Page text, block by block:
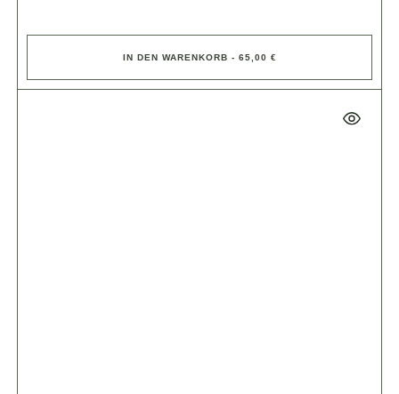
IN DEN WARENKORB - 65,00 €